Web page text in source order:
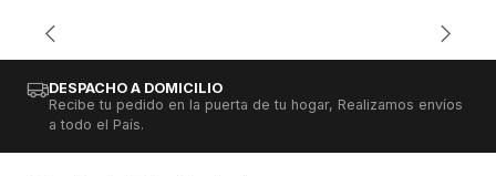
DESPACHO A DOMICILIO
Recibe tu pedido en la puerta de tu hogar, Realizamos envíos
a todo el País.